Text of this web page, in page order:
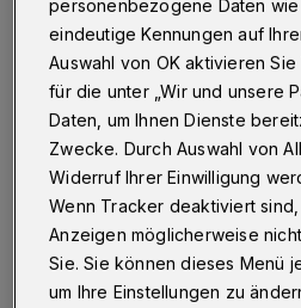
Wuppertal
Auf der A46 hat
Mittwochabend (15. Januar
Anschlussstellen Wuppertal-
Unfall ereignet. Zwei Personen
verletzt.
16.01.2020 , 08:01 Uhr Eine
personenbezogene Daten
eindeutige Kennungen auf
Auswahl von OK aktivieren
für die unter „Wir und unsere
Daten, um Ihnen Dienste
Zwecke. Durch Auswahl von
Widerruf Ihrer Einwilligung
Wenn Tracker deaktiviert
Anzeigen möglicherweise
Sie. Sie können dieses Menü
um Ihre Einstellungen zu